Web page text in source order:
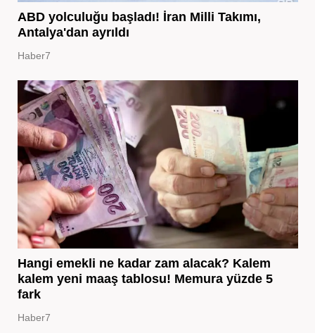
ABD yolculuğu başladı! İran Milli Takımı,
Antalya'dan ayrıldı
Haber7
Hangi emekli ne kadar zam alacak? Kalem
kalem yeni maaş tablosu! Memura yüzde 5
fark
Haber7